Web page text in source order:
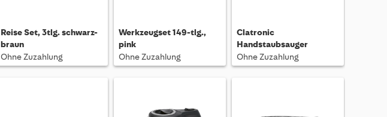
Reise Set, 3tlg. schwarz-
braun
Ohne Zuzahlung
Werkzeugset 149-tlg.,
pink
Ohne Zuzahlung
Clatronic
Handstaubsauger
Ohne Zuzahlung